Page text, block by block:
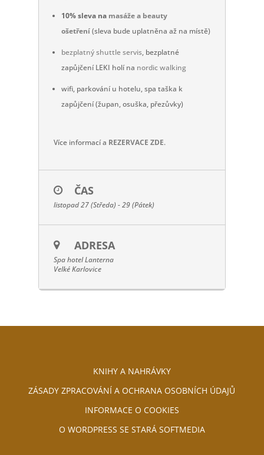
10% sleva na masáže a beauty
ošetření(sleva bude uplatněna až na místě)
bezplatný shuttle servis, bezplatné
zapůjčení LEKI holí na nordic walking
wifi, parkování u hotelu, spa taška k
zapůjčení (župan, osuška, přezůvky)
Více informací a REZERVACE ZDE.
ČAS
listopad 27 (Středa) - 29 (Pátek)
ADRESA
Spa hotel Lanterna
Velké Karlovice
KNIHY A NAHRÁVKY
ZÁSADY ZPRACOVÁNÍ A OCHRANA OSOBNÍCH ÚDAJŮ
INFORMACE O COOKIES
O WORDPRESS SE STARÁ SOFTMEDIA